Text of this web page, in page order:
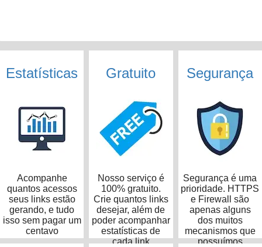
Estatísticas
Acompanhe
quantos acessos
seus links estão
gerando, e tudo
isso sem pagar um
centavo
Gratuito
Nosso serviço é
100% gratuito.
Crie quantos links
desejar, além de
poder acompanhar
estatísticas de
cada link
Segurança
Segurança é uma
prioridade. HTTPS
e Firewall são
apenas alguns
dos muitos
mecanismos que
possuímos